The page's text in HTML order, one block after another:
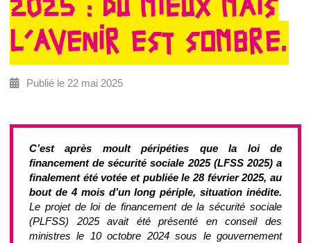
L’AVENIR EST SOMBRE.
Publié le 22 mai 2025
C’est après moult péripéties que la loi de
financement de sécurité sociale 2025 (LFSS 2025) a
finalement été votée et publiée le 28 février 2025, au
bout de 4 mois d’un long périple, situation inédite.
Le projet de loi de financement de la sécurité sociale
(PLFSS) 2025 avait été présenté en conseil des
ministres le 10 octobre 2024 sous le gouvernement